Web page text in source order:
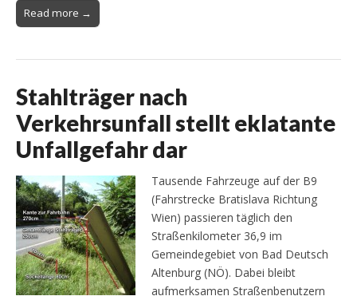
Read more →
Stahlträger nach
Verkehrsunfall stellt eklatante
Unfallgefahr dar
Tausende Fahrzeuge auf der B9
(Fahrstrecke Bratislava Richtung
Wien) passieren täglich den
Straßenkilometer 36,9 im
Gemeindegebiet von Bad Deutsch
Altenburg (NÖ). Dabei bleibt
aufmerksamen Straßenbenutzern